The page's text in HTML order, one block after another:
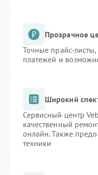
Прозрачное
Точные прайс-
платежей и
Широкий
Сервисный центр
качественный
онлайн. Также
техники